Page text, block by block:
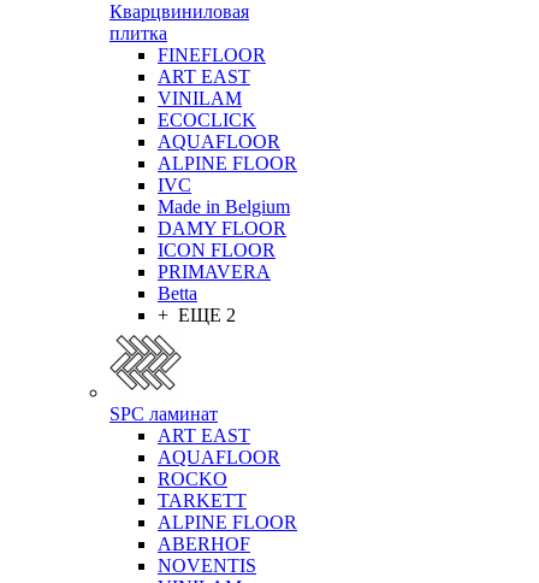
Кварцвиниловая
плитка
FINEFLOOR
ART EAST
VINILAM
ECOCLICK
AQUAFLOOR
ALPINE FLOOR
IVC
Made in Belgium
DAMY FLOOR
ICON FLOOR
PRIMAVERA
Betta
+ ЕЩЕ 2
SPC ламинат
ART EAST
AQUAFLOOR
ROCKO
TARKETT
ALPINE FLOOR
ABERHOF
NOVENTIS